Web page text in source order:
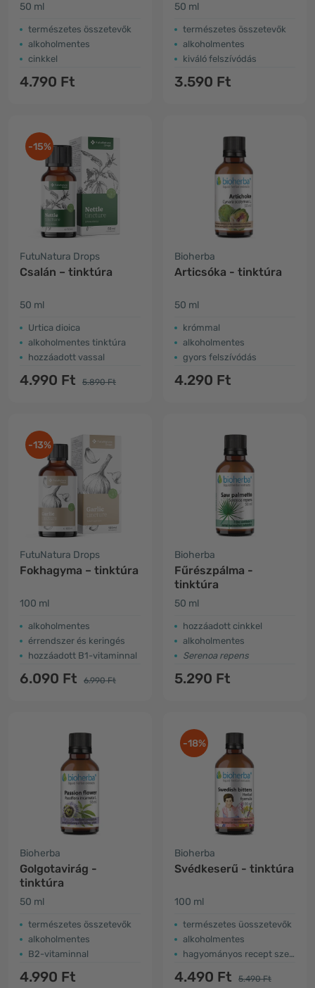
50 ml
természetes összetevők
alkoholmentes
cinkkel
4.790 Ft
50 ml
természetes összetevők
alkoholmentes
kiváló felszívódás
3.590 Ft
-15%
FutuNatura Drops
Csalán – tinktúra
50 ml
Urtica dioica
alkoholmentes tinktúra
hozzáadott vassal
4.990 Ft 5.890 Ft
Bioherba
Articsóka - tinktúra
50 ml
krómmal
alkoholmentes
gyors felszívódás
4.290 Ft
-13%
FutuNatura Drops
Fokhagyma – tinktúra
100 ml
alkoholmentes
érrendszer és keringés
hozzáadott B1-vitaminnal
6.090 Ft 6.990 Ft
Bioherba
Fűrészpálma -
tinktúra
50 ml
hozzáadott cinkkel
alkoholmentes
Serenoa repens
5.290 Ft
Bioherba
Golgotavirág -
tinktúra
50 ml
természetes összetevők
alkoholmentes
B2-vitaminnal
4.990 Ft
-18%
Bioherba
Svédkeserű - tinktúra
100 ml
természetes üosszetevők
alkoholmentes
hagyományos recept szerint
4.490 Ft 5.490 Ft